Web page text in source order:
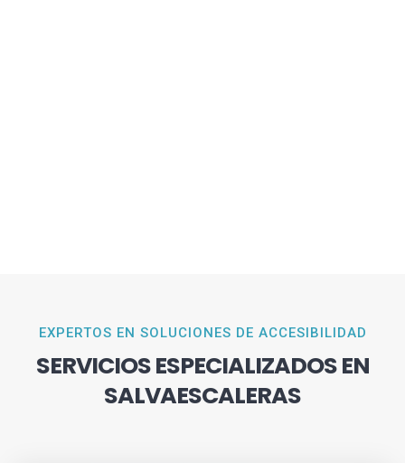
EXPERTOS EN SOLUCIONES DE ACCESIBILIDAD
SERVICIOS ESPECIALIZADOS EN
SALVAESCALERAS